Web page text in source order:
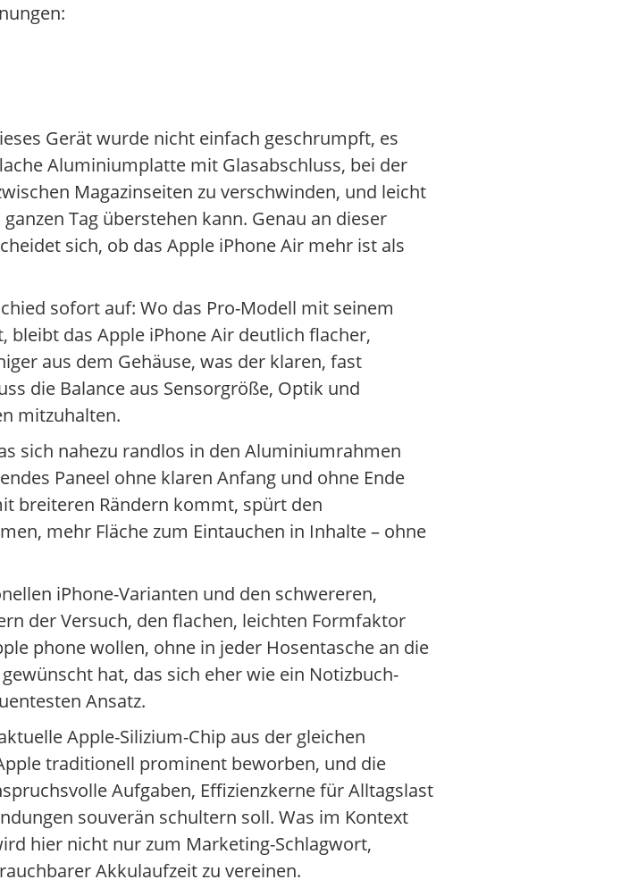
Gerät wurde nicht einfach geschrumpft, es
Aluminiumplatte mit Glasabschluss, bei der
Magazinseiten zu verschwinden, und leicht
Tag überstehen kann. Genau an dieser
sich, ob das Apple iPhone Air mehr ist als
sofort auf: Wo das Pro-Modell mit seinem
das Apple iPhone Air deutlich flacher,
aus dem Gehäuse, was der klaren, fast
die Balance aus Sensorgröße, Optik und
mitzuhalten.
sich nahezu randlos in den Aluminiumrahmen
Paneel ohne klaren Anfang und ohne Ende
breiteren Rändern kommt, spürt den
mehr Fläche zum Eintauchen in Inhalte – ohne
iPhone-Varianten und den schwereren,
der Versuch, den flachen, leichten Formfaktor
phone wollen, ohne in jeder Hosentasche an die
hat, das sich eher wie ein Notizbuch-
Ansatz.
Apple-Silizium-Chip aus der gleichen
traditionell prominent beworben, und die
Aufgaben, Effizienzkerne für Alltagslast
souverän schultern soll. Was im Kontext
hier nicht nur zum Marketing-Schlagwort,
Akkulaufzeit zu vereinen.